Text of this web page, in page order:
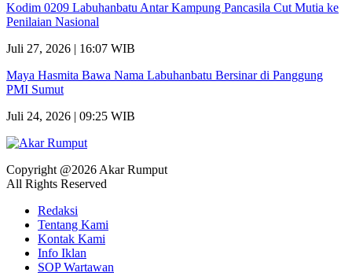
Kodim 0209 Labuhanbatu Antar Kampung Pancasila Cut Mutia ke
Penilaian Nasional
Juli 27, 2026 | 16:07 WIB
Maya Hasmita Bawa Nama Labuhanbatu Bersinar di Panggung
PMI Sumut
Juli 24, 2026 | 09:25 WIB
Copyright @2026 Akar Rumput
All Rights Reserved
Redaksi
Tentang Kami
Kontak Kami
Info Iklan
SOP Wartawan